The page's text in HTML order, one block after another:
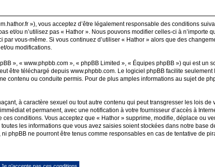
»), vous acceptez d’être légalement responsable des conditions
et/ou n’utilisez pas « Hathor ». Nous pouvons modifier celles-ci à n’importe
vous-même. Si vous continuez d’utiliser « Hathor » alors que des
ou modifications.
», « www.phpbb.com », « phpBB Limited », « Équipes phpBB ») qui est un
être téléchargé depuis www.phpbb.com . Le logiciel phpBB facilite
contenu ou conduite permis. Pour de plus amples informations au sujet de
à caractère sexuel ou tout autre contenu qui peut transgresser les lois de
et permanent, avec une notification à votre fournisseur d’accès à
conditions. Vous acceptez que « Hathor » supprime, modifie, déplace ou
les informations que vous avez saisies soient stockées dans notre base
phpBB ne pourront être tenus comme responsables en cas de tentative de